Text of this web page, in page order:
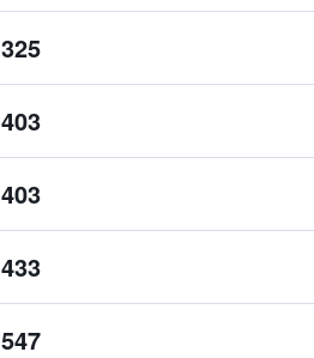
325 ﷼
403 ﷼
403 ﷼
433 ﷼
547 ﷼